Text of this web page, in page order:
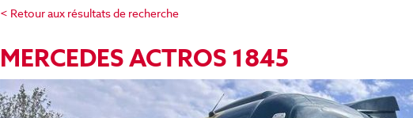
< Retour aux résultats de recherche
MERCEDES ACTROS 1845